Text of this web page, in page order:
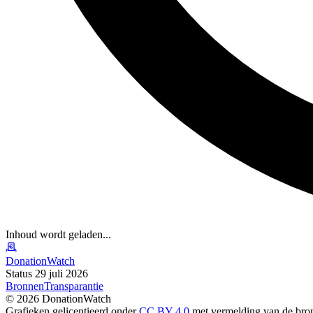
Inhoud wordt geladen...
DonationWatch
Status 29 juli 2026
BronnenTransparantie
© 2026 DonationWatch